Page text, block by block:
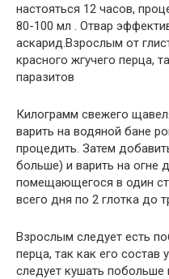
настояться 12 часов,
80-100 мл . Отвар
аскарид.Взрослым от
красного жгучего перца,
паразитов
Килограмм свежего
варить на водяной бане
процедить. Затем
больше) и варить на огне
помещающегося в один
всего дня по 2 глотка до
Взрослым следует есть
перца, так как его состав
следует кушать побольше